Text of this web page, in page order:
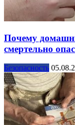
Почему
смертельно
Безопасность